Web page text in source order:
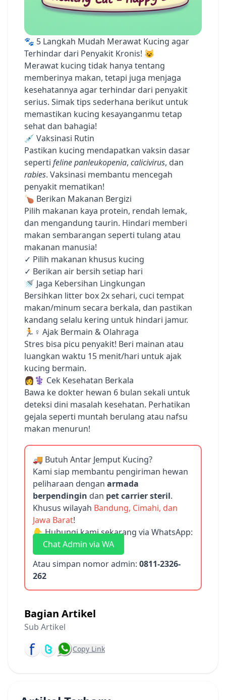
🐾 5 Langkah Mudah Merawat Kucing agar
Terhindar dari Penyakit Kronis! 😺
Merawat kucing tidak hanya tentang
memberinya makan, tetapi juga menjaga
kesehatannya agar terhindar dari penyakit
serius. Simak tips sederhana berikut untuk
memastikan kucing kesayanganmu tetap
sehat dan bahagia!
💉 Vaksinasi Rutin
Pastikan kucing mendapatkan vaksin dasar
seperti feline panleukopenia, calicivirus, dan
rabies. Vaksinasi membantu mencegah
penyakit mematikan!
🍗 Berikan Makanan Bergizi
Pilih makanan kaya protein, rendah lemak,
dan mengandung taurin. Hindari memberi
makan sembarangan seperti tulang atau
makanan manusia!
✓ Pilih makanan khusus kucing
✓ Berikan air bersih setiap hari
🚿 Jaga Kebersihan Lingkungan
Bersihkan litter box 2x sehari, cuci tempat
makan/minum secara berkala, dan pastikan
kandang selalu kering untuk hindari jamur.
🏃♀️ Ajak Bermain & Olahraga
Stres bisa picu penyakit! Beri mainan atau
luangkan waktu 15 menit/hari untuk ajak
kucing bermain.
👩⚕️ Cek Kesehatan Berkala
Bawa ke dokter hewan 6 bulan sekali untuk
deteksi dini masalah kesehatan. Perhatikan
gejala seperti muntah berulang atau nafsu
makan menurun!
🚚 Butuh Antar Jemput Kucing?
Kami siap membantu pengiriman hewan
peliharaan dengan armada
berpendingin dan pet carrier steril.
Khusus wilayah Bandung, Cimahi, dan
Jawa Barat!
👇 Hubungi kami sekarang via WhatsApp:
Chat Admin via WA
Atau simpan nomor admin: 0811-2326-
262
Bagian Artikel
Sub Artikel
Copy Link